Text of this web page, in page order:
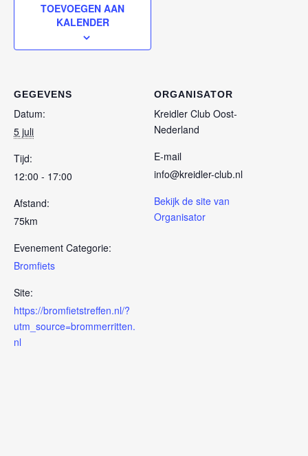
TOEVOEGEN AAN
KALENDER
GEGEVENS
Datum:
5 juli
Tijd:
12:00 - 17:00
Afstand:
75km
Evenement Categorie:
Bromfiets
Site:
https://bromfietstreffen.nl/?
utm_source=brommerritten.
nl
ORGANISATOR
Kreidler Club Oost-
Nederland
E-mail
info@kreidler-club.nl
Bekijk de site van
Organisator